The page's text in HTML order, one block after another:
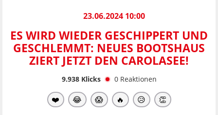
23.06.2024 10:00
ES WIRD WIEDER GESCHIPPERT UND
GESCHLEMMT: NEUES BOOTSHAUS
ZIERT JETZT DEN CAROLASEE!
9.938Klicks 0 Reaktionen
❤️ 😂 😱 🔥 😥 👏